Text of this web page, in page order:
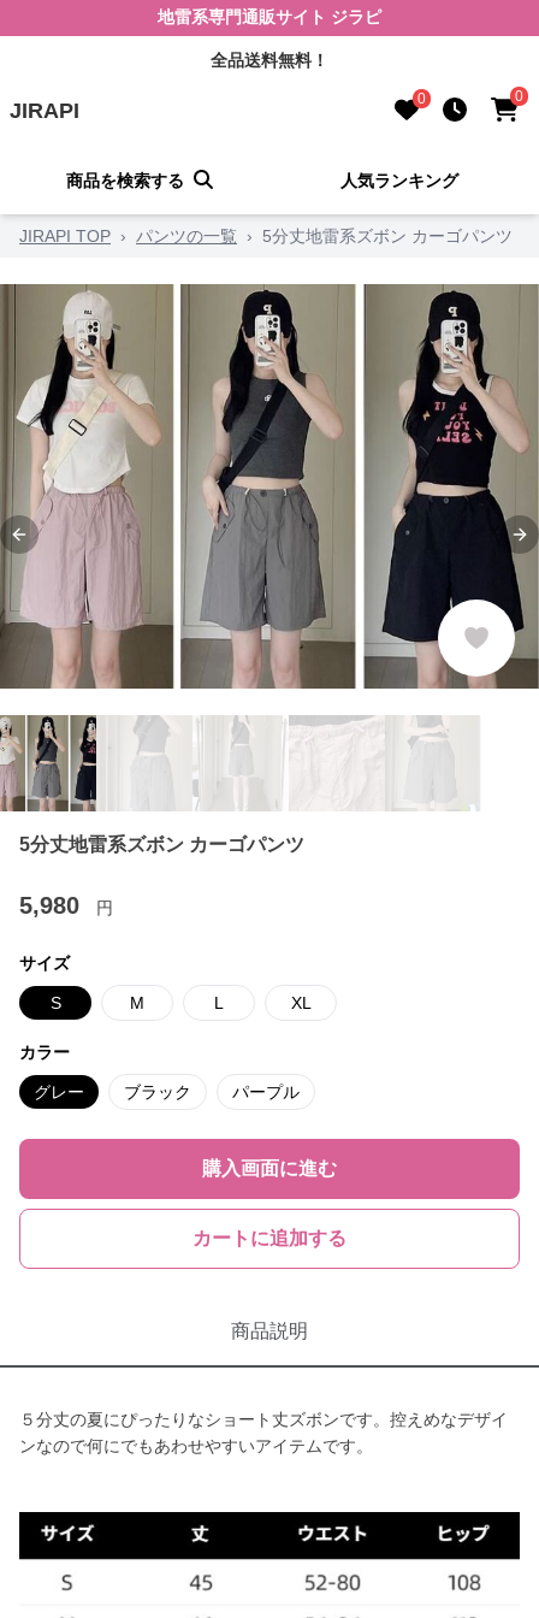
地雷系専門通販サイト ジラピ
全品送料無料！
JIRAPI 0 0
商品を検索する 人気ランキング
JIRAPI TOP › パンツの一覧 › 5分丈地雷系ズボン カーゴパンツ
Previous slide
5分丈地雷系ズボン カーゴパンツ
5,980 円
サイズ
S M L XL
カラー
グレー ブラック パープル
購入画面に進む
カートに追加する
商品説明
５分丈の夏にぴったりなショート丈ズボンです。控えめなデザイ
ンなので何にでもあわせやすいアイテムです。